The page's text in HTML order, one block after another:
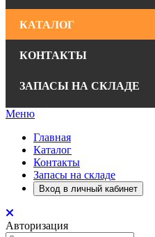
КАТАЛОГ
КОНТАКТЫ
ЗАПАСЫ НА СКЛАДЕ
Меню
Главная
Каталог
Контакты
Запасы на складе
Вход в личный кабинет
Авторизация